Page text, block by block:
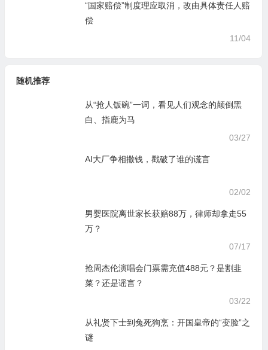
“国家赔偿”制度理应取消，改由具体责任人赔
偿
11/04
随机推荐
从“抢人饭碗”一词，看见人们观念的颠倒黑
白、指鹿为马
03/27
AI大厂争相撒钱，戳破了谁的谎言
02/02
男婴医院离世家长获赔88万，律师却拿走55
万？
07/17
抢周杰伦演唱会门票需充值488元？是割韭
菜？还是谣言？
03/22
从礼贤下士到兔死狗烹：开国皇帝的“变脸”之
谜